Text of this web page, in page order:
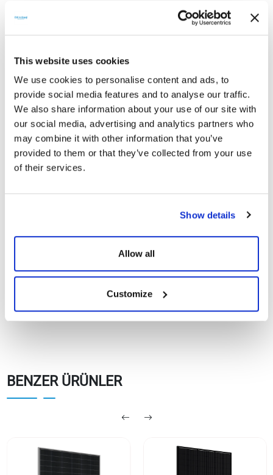
This website uses cookies
We use cookies to personalise content and ads, to
provide social media features and to analyse our traffic.
We also share information about your use of our site with
our social media, advertising and analytics partners who
may combine it with other information that you’ve
provided to them or that they’ve collected from your use
of their services.
Show details
Allow all
Customize
Teknik Dokümanlar
Sertifikalar
CE Belgeleri
Göster İndir
BENZER ÜRÜNLER